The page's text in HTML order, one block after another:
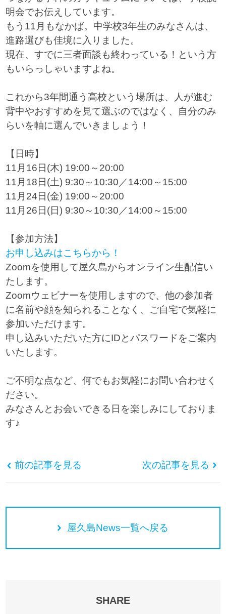
明会でお伝えしています。
もう11月もなかば。中学校3年生のみなさんは、
進路選びも佳境に入りました。
現在、すでに三者面談も終わっている！という方
もいらっしゃいますよね。
これから3年間通う高校という場所は、人が進む
背中やおすすめを見て選ぶのではなく、自分のみ
らいを軸に選んでいきましょう！
【日時】
11月16日(木) 19:00～20:00
11月18日(土) 9:30～10:30／14:00～15:00
11月24日(金) 19:00～20:00
11月26日(日) 9:30～10:30／14:00～15:00
【参加方法】
お申し込みはこちらから！
Zoomを使用して屋久島からオンライン生配信い
たします。
Zoomウェビナーを使用しますので、他の参加者
に名前や顔を知られることなく、ご自宅で気軽に
参加いただけます。
申し込みいただいた方にIDとパスワードをご案内
いたします。
ご不明な点など、何でもお気軽にお問い合わせく
ださい。
みなさんとお会いできる日を楽しみにしておりま
す♪
前の記事を見る 次の記事を見る
屋久島News一覧へ戻る
SHARE